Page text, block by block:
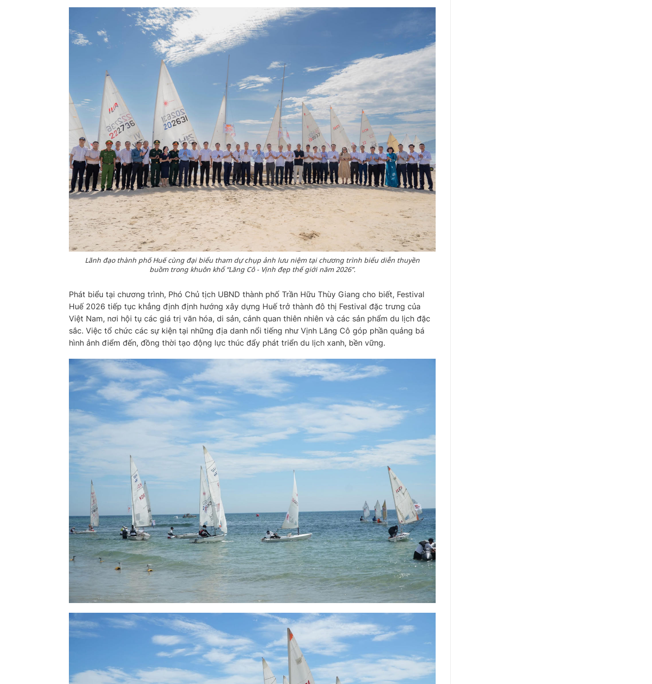
Lãnh đạo thành phố Huế cùng đại biểu tham dự chụp ảnh lưu niệm tại chương trình biểu diễn thuyền
buồm trong khuôn khổ “Lăng Cô - Vịnh đẹp thế giới năm 2026”.
Phát biểu tại chương trình, Phó Chủ tịch UBND thành phố Trần Hữu Thùy Giang cho biết, Festival
Huế 2026 tiếp tục khẳng định định hướng xây dựng Huế trở thành đô thị Festival đặc trưng của
Việt Nam, nơi hội tụ các giá trị văn hóa, di sản, cảnh quan thiên nhiên và các sản phẩm du lịch đặc
sắc. Việc tổ chức các sự kiện tại những địa danh nổi tiếng như Vịnh Lăng Cô góp phần quảng bá
hình ảnh điểm đến, đồng thời tạo động lực thúc đẩy phát triển du lịch xanh, bền vững.